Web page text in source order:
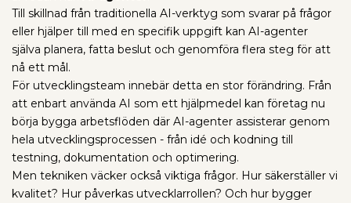
Till skillnad från traditionella AI-verktyg som svarar på frågor
eller hjälper till med en specifik uppgift kan AI-agenter
själva planera, fatta beslut och genomföra flera steg för att
nå ett mål.
För utvecklingsteam innebär detta en stor förändring. Från
att enbart använda AI som ett hjälpmedel kan företag nu
börja bygga arbetsflöden där AI-agenter assisterar genom
hela utvecklingsprocessen - från idé och kodning till
testning, dokumentation och optimering.
Men tekniken väcker också viktiga frågor. Hur säkerställer vi
kvalitet? Hur påverkas utvecklarrollen? Och hur bygger